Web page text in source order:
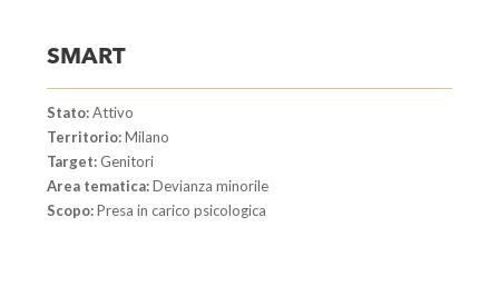
SMART
Stato:Attivo
Territorio:Milano
Target: Genitori
Area tematica:Devianza minorile
Scopo:Presa in carico psicologica